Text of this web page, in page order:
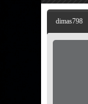
dimas798